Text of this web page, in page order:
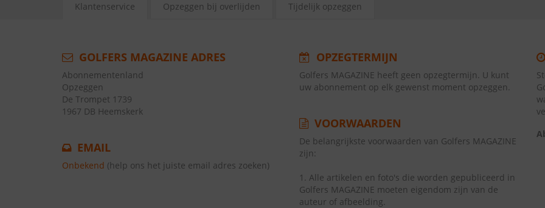
Klantenservice Opzeggen bij overlijden Tijdelijk opzeggen
GOLFERS MAGAZINE ADRES
Abonnementenland
Opzeggen
De Trompet 1739
1967 DB Heemskerk
EMAIL
Onbekend (help ons het juiste email adres zoeken)
OPZEGTERMIJN
Golfers MAGAZINE heeft geen opzegtermijn. U kunt
uw abonnement op elk gewenst moment opzeggen.
VOORWAARDEN
De belangrijkste voorwaarden van Golfers MAGAZINE
zijn:
1. Alle artikelen en foto's die worden gepubliceerd in
Golfers MAGAZINE moeten eigendom zijn van de
auteur of afbeelding.